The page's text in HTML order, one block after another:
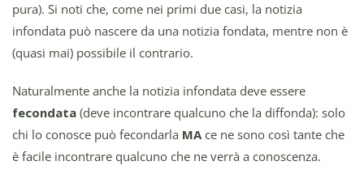
pura). Si noti che, come nei primi due casi, la notizia
infondata può nascere da una notizia fondata, mentre non è
(quasi mai) possibile il contrario.
Naturalmente anche la notizia infondata deve essere
fecondata (deve incontrare qualcuno che la diffonda): solo
chi lo conosce può fecondarla MAce ne sono così tante che
è facile incontrare qualcuno che ne verrà a conoscenza.